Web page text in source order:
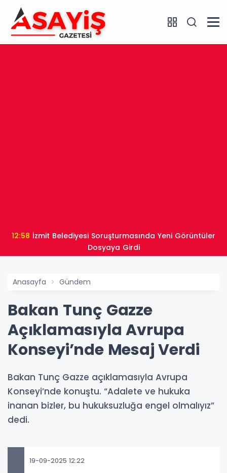
12:58
Dosyaya Girdi
Anasayfa Gündem
Bakan Tunç Gazze
Açıklamasıyla Avrupa
Konseyi’nde Mesaj Verdi
Bakan Tunç Gazze açıklamasıyla Avrupa
Konseyi’nde konuştu. “Adalete ve hukuka
inanan bizler, bu hukuksuzluğa engel olmalıyız”
dedi.
19-09-2025 12:22